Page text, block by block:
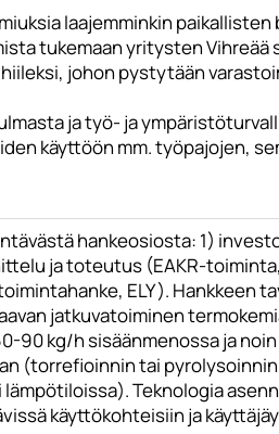
laajemminkin paikallisten
tukemaan yritysten Vihreää
johon pystytään
ja työ- ja
käyttöön mm. työpajojen,
hankeosiosta: 1)
ja toteutus (EAKR-
ELY ). Hankkeen
jatkuvatoiminen
90 kg/h sisäänmenossa ja
(torrefioinnin tai
Teknologia
käyttökohteisiin ja